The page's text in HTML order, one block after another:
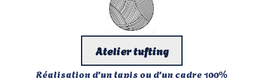
Atelier tufting
Réalisation d’un tapis ou d’un cadre 100%